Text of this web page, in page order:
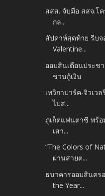
สสส. จับมือ สสจ.โ
กล...
สัปดาห์สุดท้าย รีบจ
Valentine...
ออมสินเตือนประช
ชวนกู้เงิน
เทวิกาปาร์ค-จิวเว
ไปส...
ภูเก็ตแฟนตาซี พร้อ
เสา...
“The Colors of
ผ่านสายต...
ธนาคารออมสินคร
the Year...